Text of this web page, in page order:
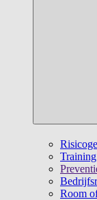
Room